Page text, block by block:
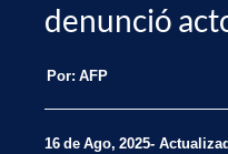
denunció
Por: AFP
16 de Ago, 2025